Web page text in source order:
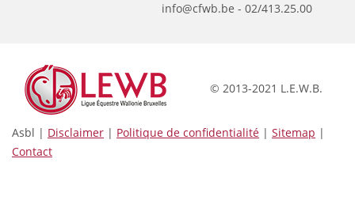
info@cfwb.be - 02/413.25.00
© 2013-2021 L.E.W.B.
Asbl | Disclaimer | Politique de confidentialité | Sitemap |
Contact